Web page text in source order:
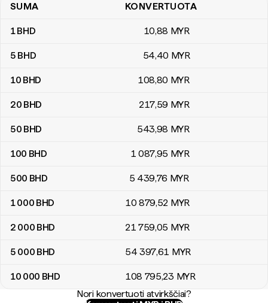
Bahreino dinarai į Malaizijos ringitai konvertavimo lentelė
SUMA KONVERTUOTA
1BHD 10,88 MYR
5 BHD 54,40 MYR
10 BHD 108,80 MYR
20 BHD 217,59 MYR
50 BHD 543,98 MYR
100 BHD 1 087,95 MYR
500 BHD 5 439,76 MYR
1 000 BHD 10 879,52 MYR
2 000 BHD 21 759,05 MYR
5 000 BHD 54 397,61 MYR
10 000 BHD 108 795,23 MYR
Nori konvertuoti atvirkščiai?